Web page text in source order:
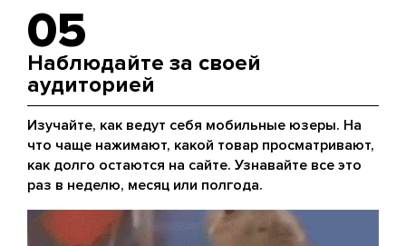
05
Наблюдайте за своей
аудиторией
Изучайте, как ведут себя мобильные юзеры. На
что чаще нажимают, какой товар просматривают,
как долго остаются на сайте. Узнавайте все это
раз в неделю, месяц или полгода.